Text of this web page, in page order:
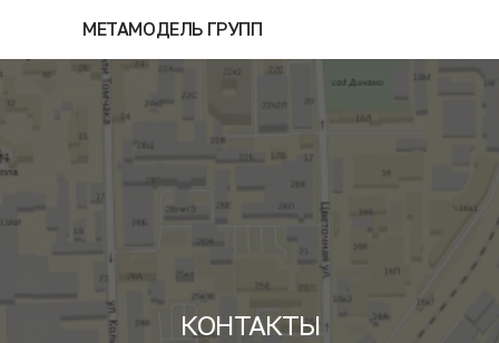
МЕТАМОДЕЛЬ ГРУПП
КОНТАКТЫ